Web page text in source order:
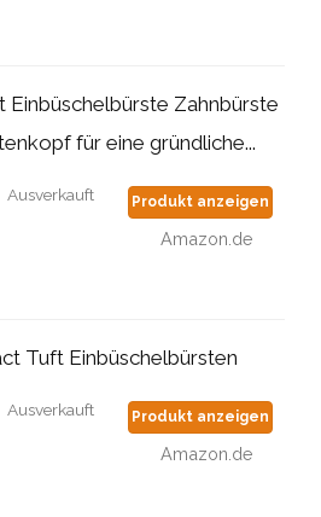
Einbüschelbürste Zahnbürste
für eine gründliche...
Ausverkauft Produkt anzeigen
Amazon.de
Tuft Einbüschelbürsten
Ausverkauft Produkt anzeigen
Amazon.de